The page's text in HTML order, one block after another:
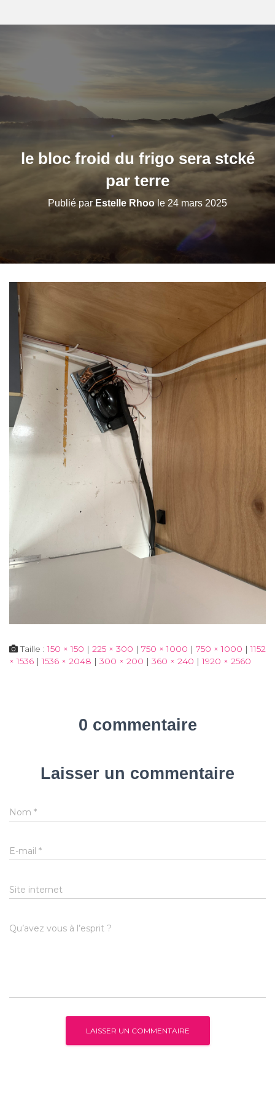
le bloc froid du frigo sera stcké
par terre
Publié par Estelle Rhoo le 24 mars 2025
Taille :150 × 150 | 225 × 300 | 750 × 1000 | 750 × 1000 | 1152
× 1536 | 1536 × 2048 | 300 × 200 | 360 × 240 | 1920 × 2560
0 commentaire
Laisser un commentaire
Nom *
E-mail *
Site internet
Qu’avez vous à l’esprit ?